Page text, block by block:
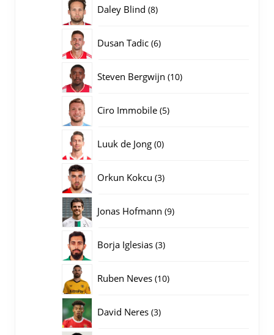
Daley Blind 88
Dusan Tadic 66
Steven Bergwijn 1010
Ciro Immobile 55
Luuk de Jong 00
Orkun Kokcu 33
Jonas Hofmann 99
Borja Iglesias 33
Ruben Neves 1010
David Neres 33